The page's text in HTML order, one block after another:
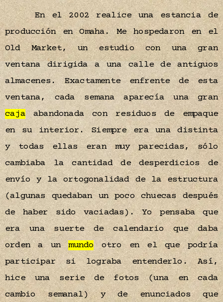
En el 2002 realice una estancia de
producción en Omaha. Me hospedaron en el
Old Market, un estudio con una gran
ventana dirigida a una calle de antiguos
almacenes. Exactamente enfrente de esta
ventana, cada semana aparecía una gran
cajaabandonada con residuos de empaque
en su interior. Siempre era una distinta
y todas ellas eran muy parecidas, sólo
cambiaba la cantidad de desperdicios de
envío y la ortogonalidad de la estructura
(algunas quedaban un poco chuecas después
de haber sido vaciadas). Yo pensaba que
era una suerte de calendario que daba
orden a unmundootro en el que podría
participar si lograba entenderlo. Así,
hice una serie de fotos (una en cada
cambio semanal) y de enunciados que